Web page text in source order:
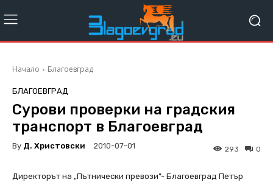
Начало Благоевград
БЛАГОЕВГРАД
Сурови проверки на градския
транспорт в Благоевград
By Д. Христовски 2010-07-01 0
293
Директорът на „Пътнически превози”- Благоевград Петър